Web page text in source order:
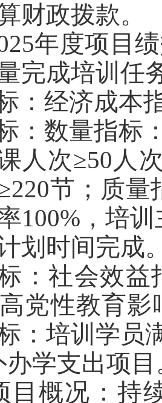
财政拨款。
年度项目
完成培训任
：经济成本
：数量指标
人次≥50人
节；质
100%，培
划时间完成
：社会效益
党性教育
：培训学员
办学支出项目
目概况：